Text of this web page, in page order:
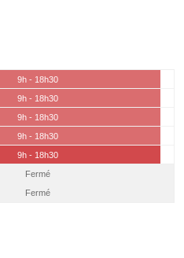
9h - 18h30
9h - 18h30
9h - 18h30
9h - 18h30
9h - 18h30
Fermé
Fermé